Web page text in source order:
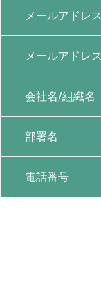
メールアドレ
メールアドレ
会社名/組織名
部署名
電話番号